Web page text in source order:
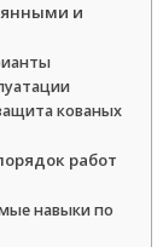
и
кованых
работ
навыки по